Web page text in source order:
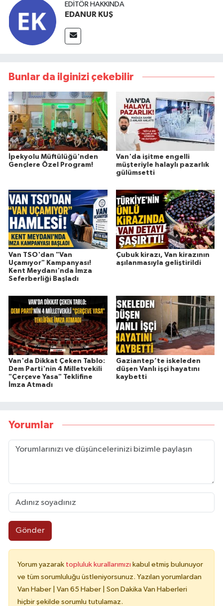
EDITÖR HAKKINDA
EDANUR KUŞ
Bunlar da ilginizi çekebilir
İpekyolu Müftülüğü'nden
Gençlere Özel Program!
Van'da işitme engelli
müşteriyle halaylı pazarlık
gülümsetti
Van TSO'dan "Van
Uçamıyor" Kampanyası!
Kent Meydanı'nda İmza
Seferberliği Başladı
Çubuk kirazı, Van kirazının
aşılanmasıyla geliştirildi
Van'da Dikkat Çeken Tablo:
Dem Parti'nin 4 Milletvekili
"Çerçeve Yasa" Teklifine
İmza Atmadı
Gaziantep’te iskeleden
düşen Vanlı işçi hayatını
kaybetti
Yorumlar
Gönder
Yorum yazarak topluluk kurallarımızı kabul etmiş bulunuyor
ve tüm sorumluluğu üstleniyorsunuz. Yazılan yorumlardan
Van Haber | Van 65 Haber | Son Dakika Van Haberleri
hiçbir şekilde sorumlu tutulamaz.